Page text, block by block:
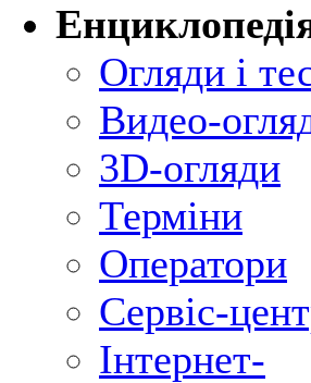
Огляди і
Видео-
3D-огляди
Терміни
Оператори
Сервіс-
Інтернет-